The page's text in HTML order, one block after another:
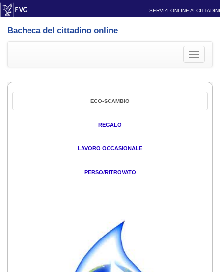
SERVIZI ONLINE AI CITTADINI
Bacheca del cittadino online
Toggle
ECO-SCAMBIO
REGALO
LAVORO OCCASIONALE
PERSO/RITROVATO